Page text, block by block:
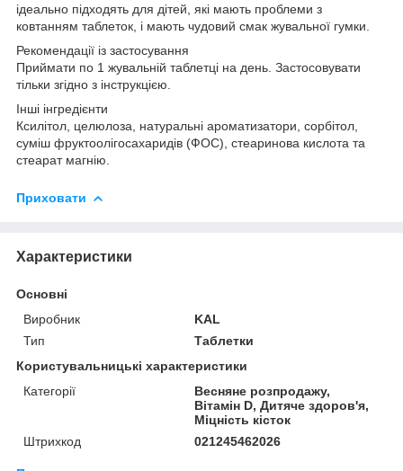
ідеально підходять для дітей, які мають проблеми з
ковтанням таблеток, і мають чудовий смак жувальної гумки.
Рекомендації із застосування
Приймати по 1 жувальній таблетці на день. Застосовувати
тільки згідно з інструкцією.
Інші інгредієнти
Ксилітол, целюлоза, натуральні ароматизатори, сорбітол,
суміш фруктоолігосахаридів (ФОС), стеаринова кислота та
стеарат магнію.
Приховати
Характеристики
Основні
Виробник
KAL
Тип
Таблетки
Користувальницькі характеристики
Категорії
Весняне розпродажу,
Вітамін D, Дитяче здоров'я,
Міцність кісток
Штрихкод
021245462026